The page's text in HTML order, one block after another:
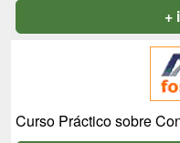
+
Curso Práctico sobre